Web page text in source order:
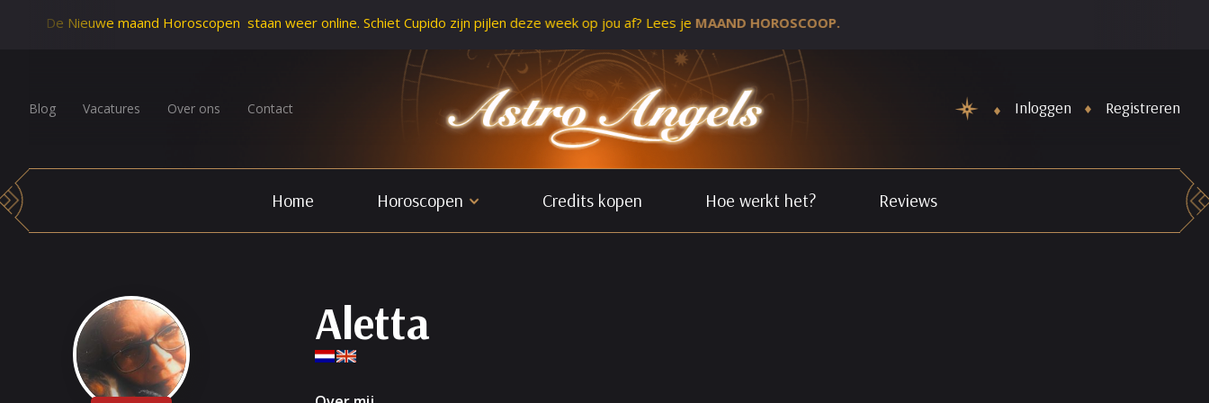
De Nieuwe maand Horoscopen staan weer online. Schiet Cupido zijn pijlen deze week op jou af? Lees jeMAAND HOROSCOOP.
Blog Vacatures Over ons Contact Inloggen Registreren
Home Horoscopen Credits kopen Hoe werkt het? Reviews
Aletta